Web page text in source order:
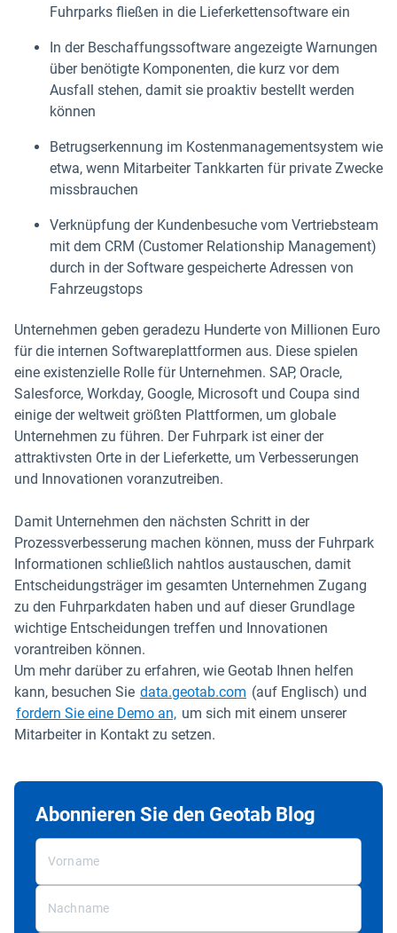
Fuhrparks fließen in die Lieferkettensoftware ein
In der Beschaffungssoftware angezeigte Warnungen
über benötigte Komponenten, die kurz vor dem
Ausfall stehen, damit sie proaktiv bestellt werden
können
Betrugserkennung im Kostenmanagementsystem wie
etwa, wenn Mitarbeiter Tankkarten für private Zwecke
missbrauchen
Verknüpfung der Kundenbesuche vom Vertriebsteam
mit dem CRM (Customer Relationship Management)
durch in der Software gespeicherte Adressen von
Fahrzeugstops
Unternehmen geben geradezu Hunderte von Millionen Euro
für die internen Softwareplattformen aus. Diese spielen
eine existenzielle Rolle für Unternehmen. SAP, Oracle,
Salesforce, Workday, Google, Microsoft und Coupa sind
einige der weltweit größten Plattformen, um globale
Unternehmen zu führen. Der Fuhrpark ist einer der
attraktivsten Orte in der Lieferkette, um Verbesserungen
und Innovationen voranzutreiben.
Damit Unternehmen den nächsten Schritt in der
Prozessverbesserung machen können, muss der Fuhrpark
Informationen schließlich nahtlos austauschen, damit
Entscheidungsträger im gesamten Unternehmen Zugang
zu den Fuhrparkdaten haben und auf dieser Grundlage
wichtige Entscheidungen treffen und Innovationen
vorantreiben können.
Um mehr darüber zu erfahren, wie Geotab Ihnen helfen
kann, besuchen Sie data.geotab.com In neuem Fenster öffnen
(auf Englisch) und
fordern Sie eine Demo an, um sich mit einem unserer
Mitarbeiter in Kontakt zu setzen.
Abonnieren Sie den Geotab Blog